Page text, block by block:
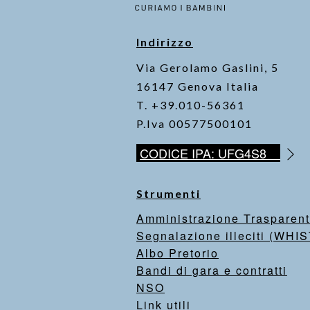
Indirizzo
Via Gerolamo Gaslini, 5
16147 Genova Italia
T. +39.010-56361
P.Iva 00577500101
CODICE IPA: UFG4S8
Strumenti
Amministrazione
Segnalazione illeciti
Albo Pretorio
Bandi di gara e contratti
NSO
Link utili